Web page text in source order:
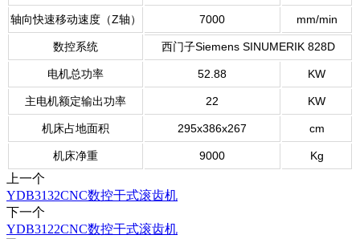
轴向快速移动速度（Z轴） 7000 mm/min
数控系统 西门子Siemens SINUMERIK 828D
电机总功率 52.88 KW
主电机额定输出功率 22 KW
机床占地面积 295x386x267 cm
机床净重 9000 Kg
上一个
YDB3132CNC数控干式滚齿机
下一个
YDB3122CNC数控干式滚齿机